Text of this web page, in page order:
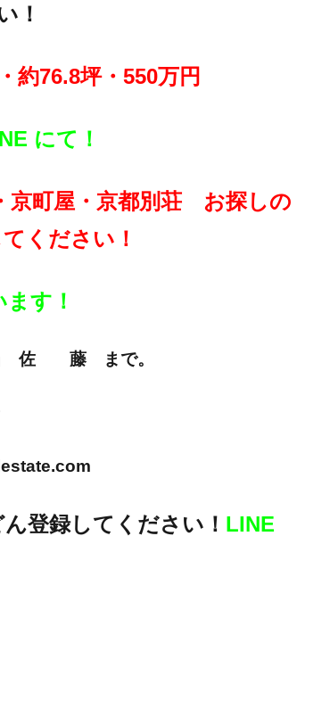
！
約76.8坪・550万円
にて！
京町屋・京都別荘 お探しの
ください！
す！
佐 藤 まで。
登録してください！ LINE